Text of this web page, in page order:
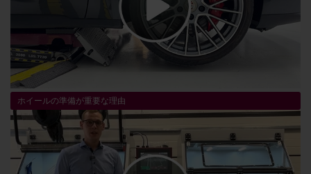
ホイールの準備が重要な理由